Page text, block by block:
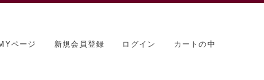
ページ 新規会員登録 ログイン カートの中